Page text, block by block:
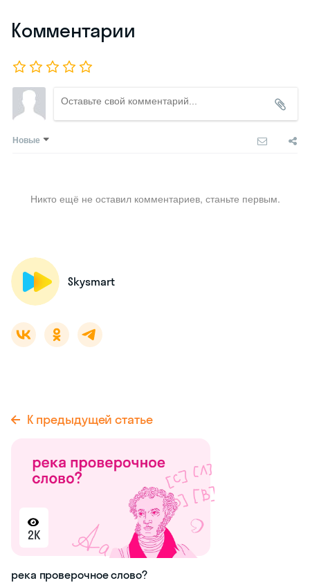
Комментарии
Новые
Никто ещё не оставил комментариев, станьте первым.
Skysmart
К предыдущей статье
2K
река проверочное слово?